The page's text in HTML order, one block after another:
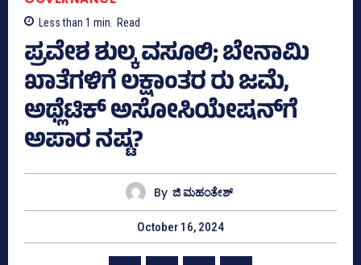
Less than 1 min. Read
ಪ್ರವೇಶ ಶುಲ್ಕ ವಸೂಲಿ; ಬೇನಾಮಿ
ಖಾತೆಗಳಿಗೆ ಲಕ್ಷಾಂತರ ರು ಜಮೆ,
ಅಥ್ಲೆಟಿಕ್‌ ಅಸೋಸಿಯೇಷನ್‌ಗೆ
ಅಪಾರ ನಷ್ಟ?
By ಜಿ ಮಹಂತೇಶ್
October 16, 2024